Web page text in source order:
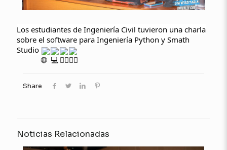
Los estudiantes de Ingeniería Civil tuvieron una charla
sobre el software para Ingeniería Python y Smath
Studio
Share
Noticias Relacionadas